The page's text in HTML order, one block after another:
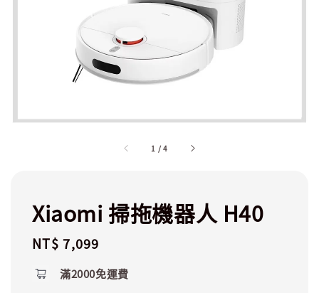
1 /4
Xiaomi 掃拖機器人 H40
Regular
NT$ 7,099
滿2000免運費